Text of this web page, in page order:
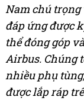
Nam chú trọng
đáp ứng được
thể đóng góp
Airbus. Chúng
nhiều phụ
được lắp ráp